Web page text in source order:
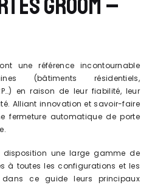
une référence incontournable
(bâtiments résidentiels,
en raison de leur fiabilité, leur
Alliant innovation et savoir-faire
fermeture automatique de porte
disposition une large gamme de
à toutes les configurations et les
dans ce guide leurs principaux